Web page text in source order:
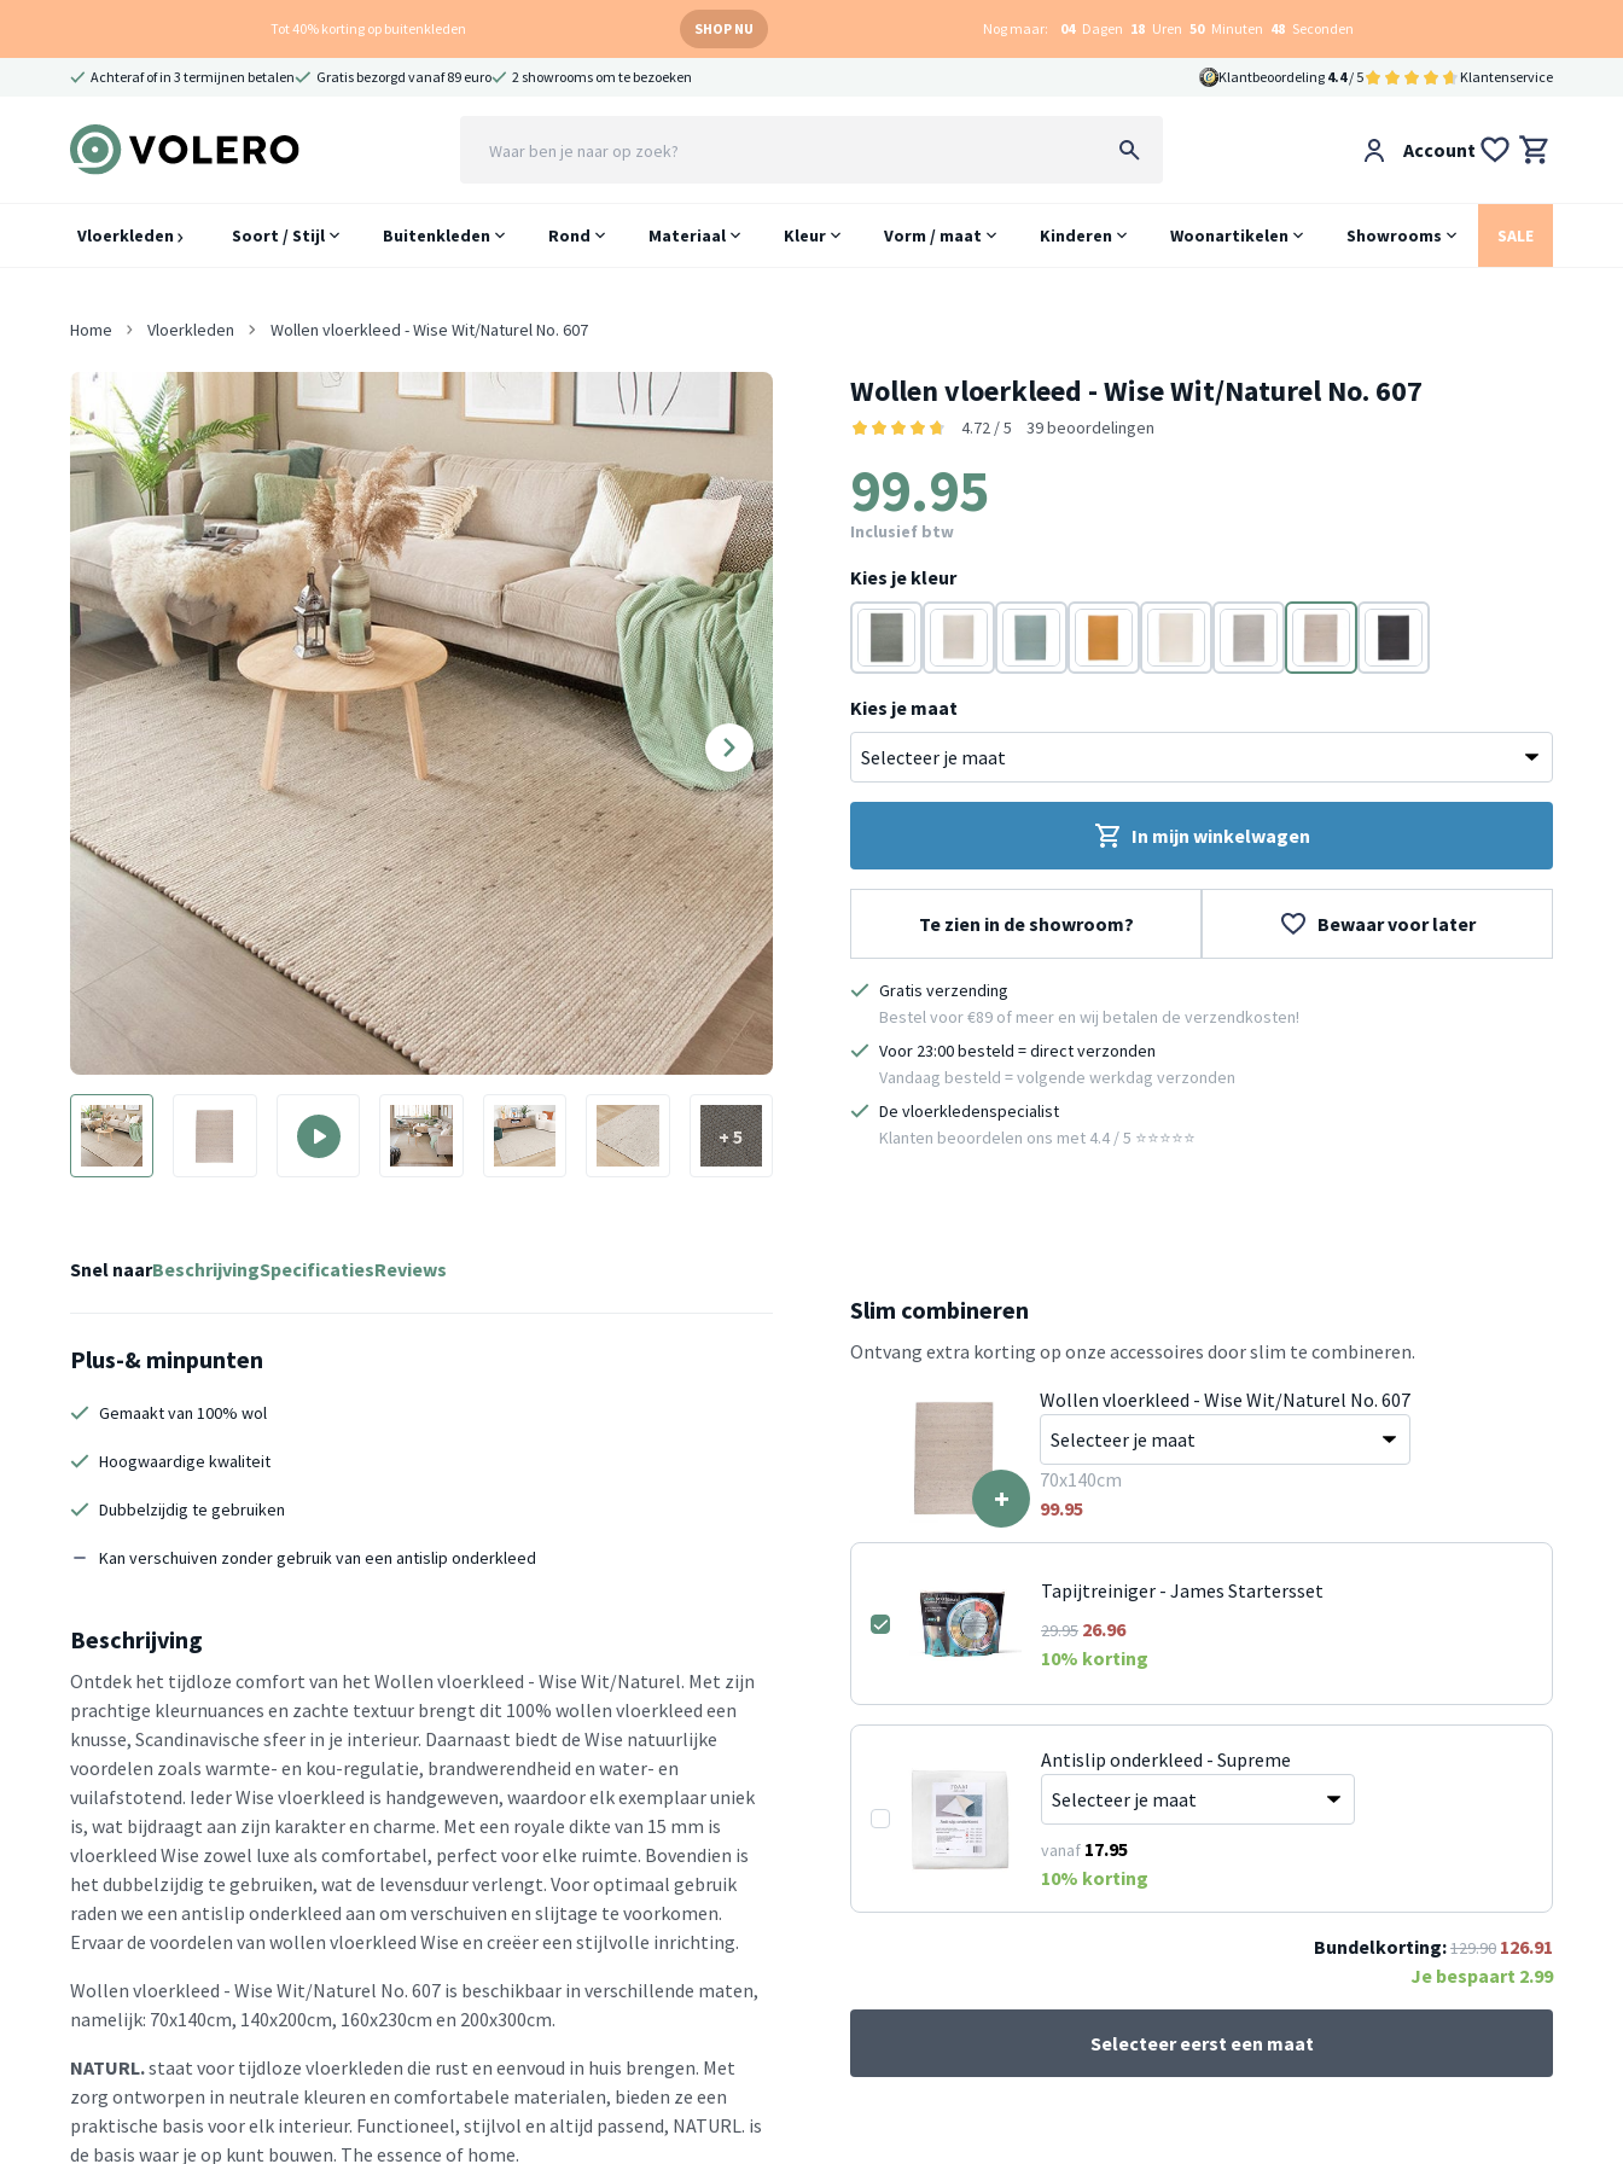
Tot 40% korting op buitenkleden SHOP NU Nog maar: 04 Dagen 18 Uren 50 Minuten 47 Seconden
Achteraf of in 3 termijnen betalen Gratis bezorgd vanaf 89 euro 2 showrooms om te bezoeken Klantbeoordeling 4.4/ 5 Klantenservice
Account
Vloerkleden Soort / Stijl Buitenkleden Rond Materiaal Kleur Vorm / maat Kinderen Woonartikelen Showrooms SALE
Home Vloerkleden Wollen vloerkleed - Wise Wit/Naturel No. 607
+ 5
Wollen vloerkleed - Wise Wit/Naturel No. 607
4.72 / 5 39 beoordelingen
99.95
Inclusief btw
Kies je kleur
Groen Grijs Blauw Geel Wit Grijs Wit
Antraciet
Kies je maat
In mijn winkelwagen
Te zien in de showroom? Bewaar voor later
Gratis verzending
Bestel voor €89 of meer en wij betalen de verzendkosten!
Voor 23:00 besteld = direct verzonden
Vandaag besteld = volgende werkdag verzonden
De vloerkledenspecialist
Klanten beoordelen ons met 4.4 / 5 ⭐⭐⭐⭐⭐
Snel naarBeschrijvingSpecificatiesReviews
Plus-& minpunten
Gemaakt van 100% wol
Hoogwaardige kwaliteit
Dubbelzijdig te gebruiken
Kan verschuiven zonder gebruik van een antislip onderkleed
Beschrijving
Ontdek het tijdloze comfort van het Wollen vloerkleed - Wise Wit/Naturel. Met zijn
prachtige kleurnuances en zachte textuur brengt dit 100% wollen vloerkleed een
knusse, Scandinavische sfeer in je interieur. Daarnaast biedt de Wise natuurlijke
voordelen zoals warmte- en kou-regulatie, brandwerendheid en water- en
vuilafstotend. Ieder Wise vloerkleed is handgeweven, waardoor elk exemplaar uniek
is, wat bijdraagt aan zijn karakter en charme. Met een royale dikte van 15 mm is
vloerkleed Wise zowel luxe als comfortabel, perfect voor elke ruimte. Bovendien is
het dubbelzijdig te gebruiken, wat de levensduur verlengt. Voor optimaal gebruik
raden we een antislip onderkleed aan om verschuiven en slijtage te voorkomen.
Ervaar de voordelen van wollen vloerkleed Wise en creëer een stijlvolle inrichting.
Wollen vloerkleed - Wise Wit/Naturel No. 607 is beschikbaar in verschillende maten,
namelijk: 70x140cm, 140x200cm, 160x230cm en 200x300cm.
NATURL.staat voor tijdloze vloerkleden die rust en eenvoud in huis brengen. Met
zorg ontworpen in neutrale kleuren en comfortabele materialen, bieden ze een
praktische basis voor elk interieur. Functioneel, stijlvol en altijd passend, NATURL. is
de basis waar je op kunt bouwen. The essence of home.
Slim combineren
Ontvang extra korting op onze accessoires door slim te combineren.
+
Wollen vloerkleed - Wise Wit/Naturel No. 607
70x140cm
99.95
Tapijtreiniger - James Startersset
29.95 26.96
10% korting
Antislip onderkleed - Supreme
vanaf 17.95
10% korting
Bundelkorting:129.90 126.91
Je bespaart 2.99
Selecteer eerst een maat